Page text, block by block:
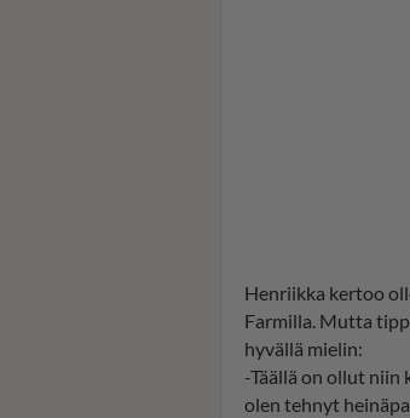
Henriikka kertoo
Farmilla. Mutta
hyvällä mielin:
-Täällä on ollut niin
olen tehnyt